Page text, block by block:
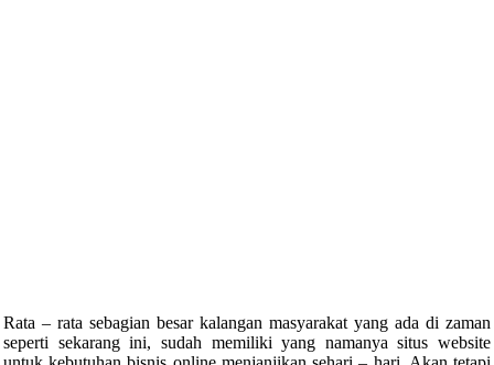
Rata – rata sebagian besar kalangan masyarakat yang ada di zaman
seperti sekarang ini, sudah memiliki yang namanya situs website